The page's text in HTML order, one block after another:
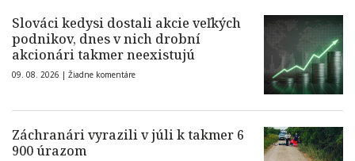
Slováci kedysi dostali akcie veľkých
podnikov, dnes v nich drobní
akcionári takmer neexistujú
09. 08. 2026 | Žiadne komentáre
Záchranári vyrazili v júli k takmer 6
900 úrazom